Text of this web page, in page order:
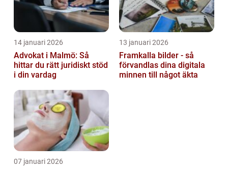
14 januari 2026
Advokat i Malmö: Så
hittar du rätt juridiskt stöd
i din vardag
13 januari 2026
Framkalla bilder - så
förvandlas dina digitala
minnen till något äkta
07 januari 2026